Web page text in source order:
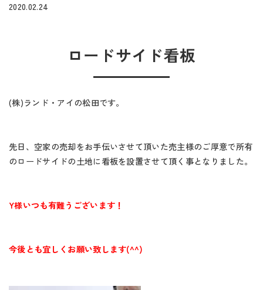
2020.02.24
ロードサイド看板
(株)ランド・アイの松田です。
先日、空家の売却をお手伝いさせて頂いた売主様のご厚意で所有
のロードサイドの土地に看板を設置させて頂く事となりました。
Y様いつも有難うございます！
今後とも宜しくお願い致します(^^)